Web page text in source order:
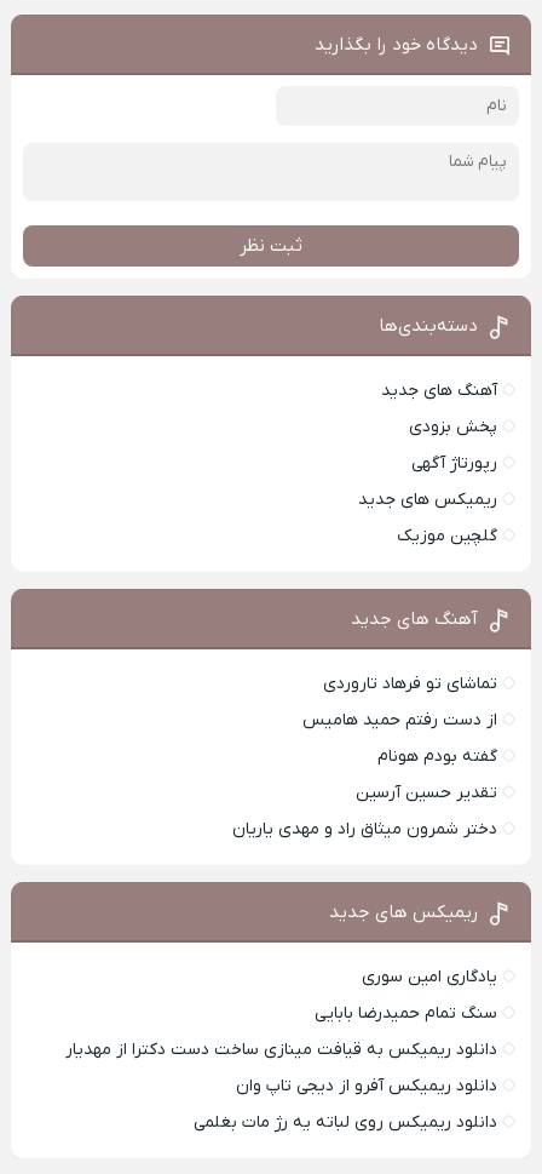
دیدگاه خود را بگذارید
ثبت نظر
دسته‌بندی‌ها
آهنگ های جدید
پخش بزودی
رپورتاژ آگهی
ریمیکس های جدید
گلچین موزیک
آهنگ های جدید
تماشای تو فرهاد تاروردی
از دست رفتم حمید هامیس
گفته بودم هونام
تقدیر حسین آرسین
دختر شمرون میثاق راد و مهدی یاریان
ریمیکس های جدید
یادگاری امین سوری
سنگ تمام حمیدرضا بابایی
دانلود ریمیکس به قیافت مینازی ساخت دست دکترا از مهدیار
دانلود ریمیکس آفرو از ديجی تاپ وان
دانلود ریمیکس روی لباته یه رژ مات بغلمی